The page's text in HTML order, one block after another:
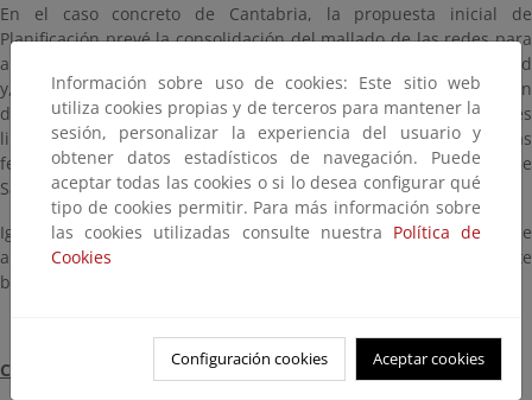
En el caso concreto de Cantabria, la propuesta inicial de
Planificación prevé la consolidación del mallado de las redes para
alimentar nuevas industrias en la zona oriental de la comunidad
y, sobre todo, en el centro del territorio, permitiendo la ejecución
de proyectos ligados al hidrógeno, los nuevos combustibles
limpios y el transporte, incluyendo las infraestructuras
ferroviarias y la electrificación de puertos, especialmente el de
Santander.
Igualmente, se consolida la apuesta por los sistemas de
almacenamiento de energía, tanto con baterías como mediante
bombeo hidroeléctrico.
CONTINUACIÓN DE LA TRAMITACIÓN
Información sobre uso de cookies: Este sitio web
utiliza cookies propias y de terceros para mantener la
sesión, personalizar la experiencia del usuario y
obtener datos estadísticos de navegación. Puede
aceptar todas las cookies o si lo desea configurar qué
tipo de cookies permitir. Para más información sobre
las cookies utilizadas consulte nuestra Política de
Cookies
Configuración cookies Aceptar cookies